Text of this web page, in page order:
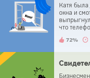
Катя была
окна и
что
72%